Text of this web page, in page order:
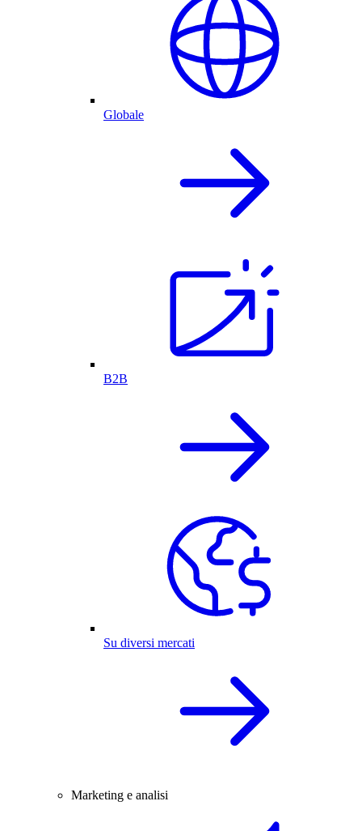
Globale
B2B
Su diversi mercati
Marketing e analisi